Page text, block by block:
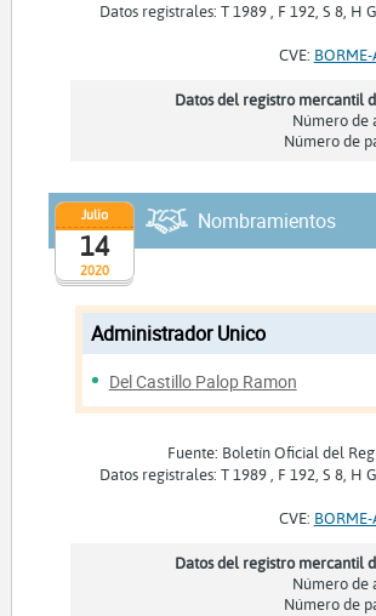
Datos registrales: T 1989 , F 192, S 8, H
CVE:
Datos del registro mercantil
Número de
Número de
2020
Julio
14
Nombramientos
Administrador Unico
Del Castillo Palop Ramon
Fuente: Boletín Oficial del
Datos registrales: T 1989 , F 192, S 8, H
CVE:
Datos del registro mercantil
Número de
Número de